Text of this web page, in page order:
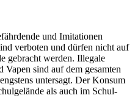
und Imi­ta­tio­nen
ver­bo­ten und dür­fen nicht auf
gebracht wer­den. Ille­ga­le
Vapen sind auf dem gesam­ten
unter­sagt. Der Kon­sum
als auch im Schul­